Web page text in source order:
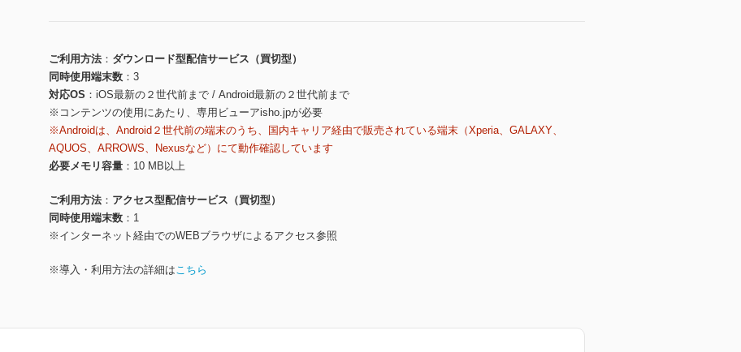
ご利用方法
ダウンロード型配信サービス（買切型）
同時使用端末数
3
対応OS
iOS最新の２世代前まで / Android最新の２世代前まで
※コンテンツの使用にあたり、専用ビューアisho.jpが必要
※Androidは、Android２世代前の端末のうち、国内キャリア経由で販売されている端末（Xperia、GALAXY、
AQUOS、ARROWS、Nexusなど）にて動作確認しています
必要メモリ容量
10 MB以上
ご利用方法
アクセス型配信サービス（買切型）
同時使用端末数
1
※インターネット経由でのWEBブラウザによるアクセス参照
※導入・利用方法の詳細はこちら